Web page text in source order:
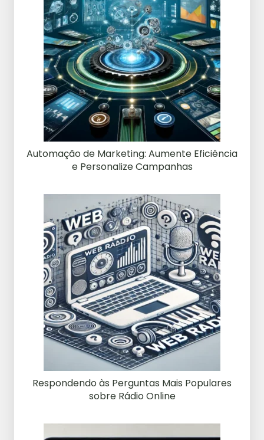
Automação de Marketing: Aumente Eficiência
e Personalize Campanhas
Respondendo às Perguntas Mais Populares
sobre Rádio Online